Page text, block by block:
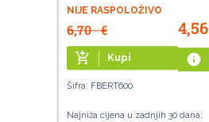
NIJE RASPOLOŽIVO
6,70€ 4,56
add_shopping_cart Kupi info
Šifra: FBERT600
Najniža cijena u zadnjih 30 dana: